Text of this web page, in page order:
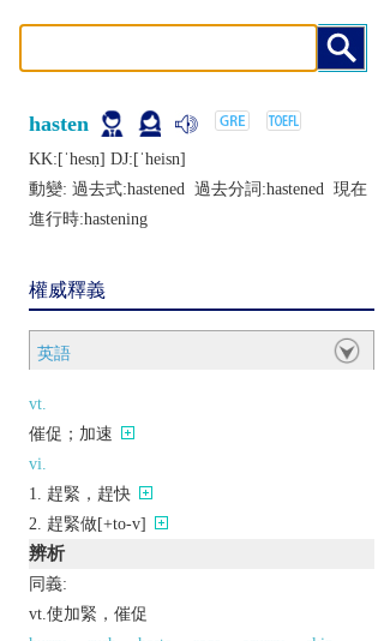
hasten
KK:[ˈhеsṇ] DJ:[ˈhеisn]
動變: 過去式:hastened 過去分詞:hastened 現在
進行時:hastening
權威釋義
英語
vt.
催促；加速
vi.
趕緊，趕快
趕緊做[+to-v]
辨析
同義:
vt.使加緊，催促